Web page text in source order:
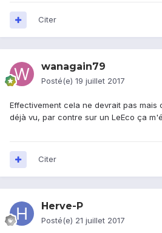
Citer
wanagain79
Posté(e) 19 juillet 2017
Effectivement cela ne devrait pas mais
déjà vu, par contre sur un LeEco ça
Citer
Herve-P
Posté(e) 21 juillet 2017